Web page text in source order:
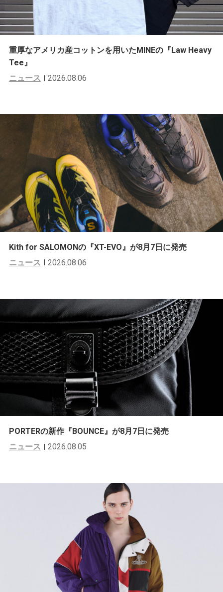
重厚なアメリカ産コットンを用いたMINEの『Law Heavy
Tee』
ニュース
2026.08.06
Kith for SALOMONの『XT-EVO』が8月7日に発売
ニュース
2026.08.06
PORTERの新作『BOUNCE』が8月7日に発売
ニュース
2026.08.05